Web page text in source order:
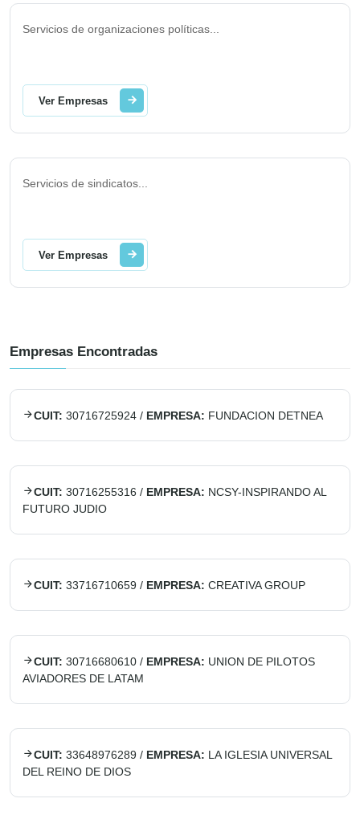
Servicios de organizaciones políticas
Ver Empresas
Servicios de sindicatos
Ver Empresas
Empresas Encontradas
CUIT: 30716725924 / EMPRESA: FUNDACION DETNEA
CUIT: 30716255316 / EMPRESA: NCSY-INSPIRANDO AL
FUTURO JUDIO
CUIT: 33716710659 / EMPRESA: CREATIVA GROUP
CUIT: 30716680610 / EMPRESA: UNION DE PILOTOS
AVIADORES DE LATAM
CUIT: 33648976289 / EMPRESA: LA IGLESIA UNIVERSAL
DEL REINO DE DIOS